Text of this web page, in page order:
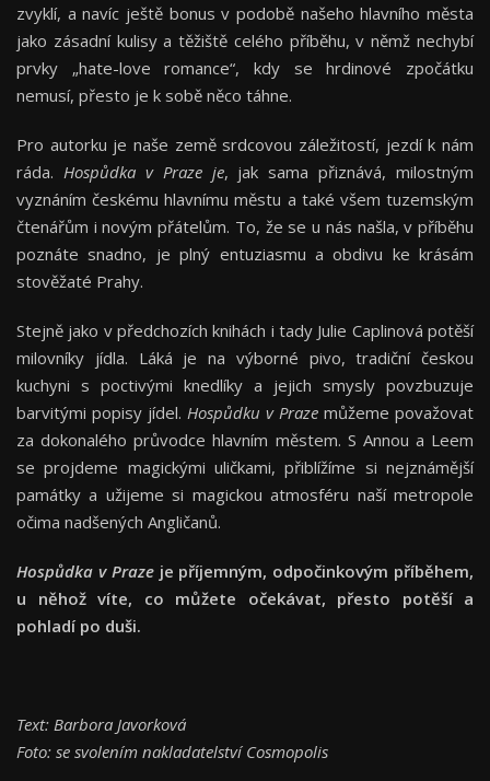
zvyklí, a navíc ještě bonus v podobě našeho hlavního města
jako zásadní kulisy a těžiště celého příběhu, v němž nechybí
prvky „hate-love romance“, kdy se hrdinové zpočátku
nemusí, přesto je k sobě něco táhne.
Pro autorku je naše země srdcovou záležitostí, jezdí k nám
ráda. Hospůdka v Praze je, jak sama přiznává, milostným
vyznáním českému hlavnímu městu a také všem tuzemským
čtenářům i novým přátelům. To, že se u nás našla, v příběhu
poznáte snadno, je plný entuziasmu a obdivu ke krásám
stověžaté Prahy.
Stejně jako v předchozích knihách i tady Julie Caplinová potěší
milovníky jídla. Láká je na výborné pivo, tradiční českou
kuchyni s poctivými knedlíky a jejich smysly povzbuzuje
barvitými popisy jídel. Hospůdku v Praze můžeme považovat
za dokonalého průvodce hlavním městem. S Annou a Leem
se projdeme magickými uličkami, přiblížíme si nejznámější
památky a užijeme si magickou atmosféru naší metropole
očima nadšených Angličanů.
Hospůdka v Prazeje příjemným, odpočinkovým příběhem,
u něhož víte, co můžete očekávat, přesto potěší a
pohladí po duši.
Text: Barbora Javorková
Foto: se svolením nakladatelství Cosmopolis